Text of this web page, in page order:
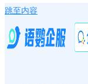
跳至内容